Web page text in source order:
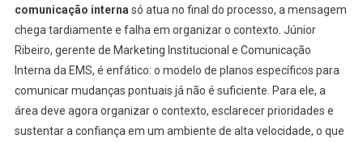
comunicação interna só atua no final do processo, a mensagem
chega tardiamente e falha em organizar o contexto. Júnior
Ribeiro, gerente de Marketing Institucional e Comunicação
Interna da EMS, é enfático: o modelo de planos específicos para
comunicar mudanças pontuais já não é suficiente. Para ele, a
área deve agora organizar o contexto, esclarecer prioridades e
sustentar a confiança em um ambiente de alta velocidade, o que